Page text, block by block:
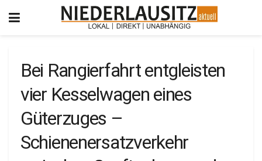
Bei Rangierfahrt entgleisten
vier Kesselwagen eines
Güterzuges –
Schienenersatzverkehr